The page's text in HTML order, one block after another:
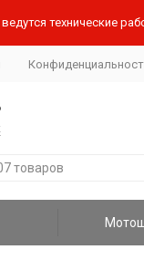
технические